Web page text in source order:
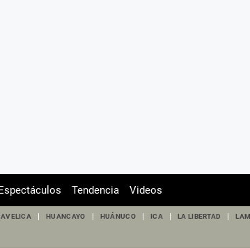
Tendencia Videos
HUANCAYO HUÁNUCO ICA LA LIBERTAD